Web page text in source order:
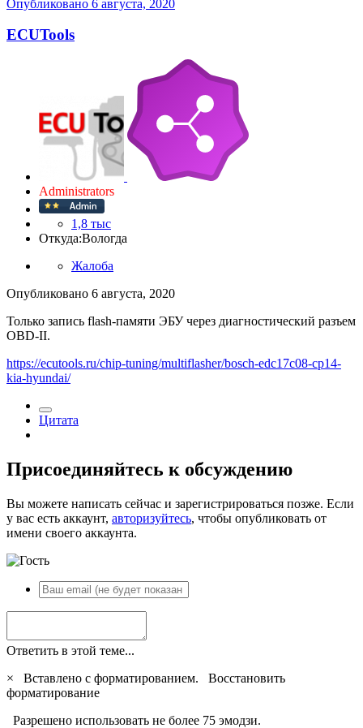
Опубликовано 6 августа, 2020
ECUTools
Administrators
1,8 тыс
Откуда:Вологда
Жалоба
Опубликовано 6 августа, 2020
Только запись flash-памяти ЭБУ через диагностический разъем
OBD-II.
https://ecutools.ru/chip-tuning/multiflasher/bosch-edc17c08-cp14-
kia-hyundai/
Цитата
Присоединяйтесь к обсуждению
Вы можете написать сейчас и зарегистрироваться позже. Если
у вас есть аккаунт, авторизуйтесь, чтобы опубликовать от
имени своего аккаунта.
Ответить в этой теме...
×
Вставлено с форматированием. Восстановить
форматирование
Разрешено использовать не более 75 эмодзи.